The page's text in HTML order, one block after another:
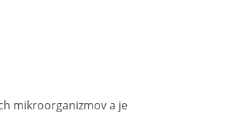
mikroorganizmov a je